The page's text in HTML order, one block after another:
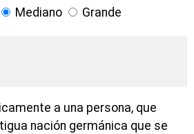
Mediano Grande
a una persona, que
nación germánica que se